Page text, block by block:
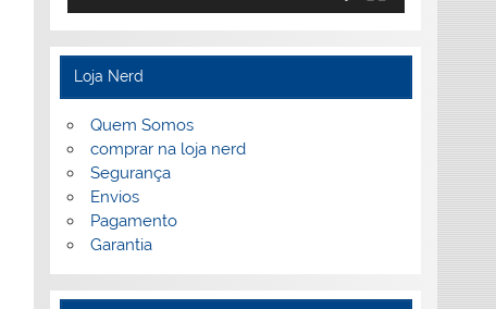
Loja Nerd
Quem Somos
comprar na loja nerd
Segurança
Envios
Pagamento
Garantia